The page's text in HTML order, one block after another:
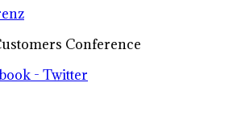
Conference
- Twitter